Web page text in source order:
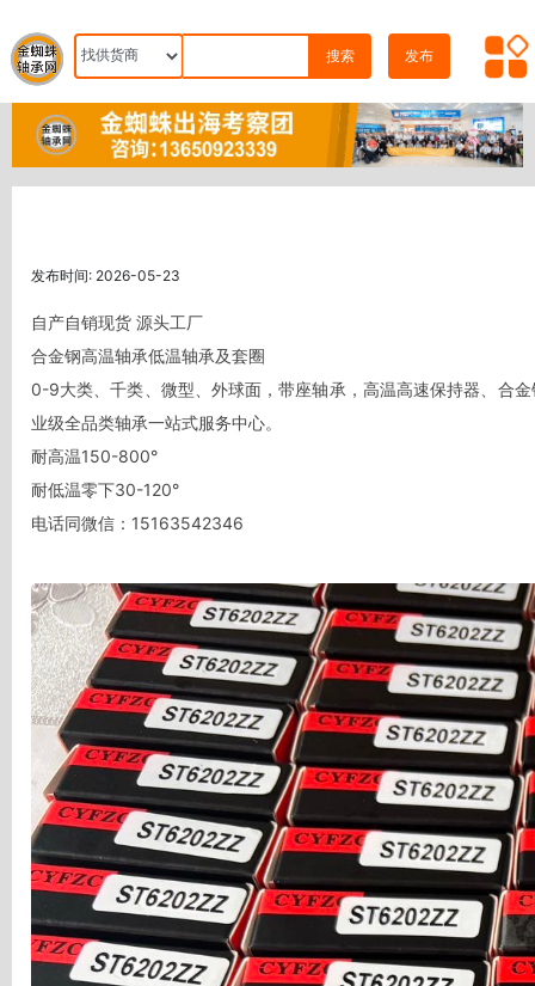
搜索 发布
发布时间: 2026-05-23
自产自销现货 源头工厂
合金钢高温轴承低温轴承及套圈
0-9大类、千类、微型、外球面，带座轴承，高温高速保持器、合
业级全品类轴承一站式服务中心。
耐高温150-800°
耐低温零下30-120°
电话同微信：15163542346